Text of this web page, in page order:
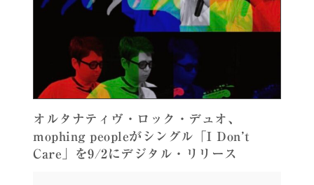
オルタナティヴ・ロック・デュオ、
mophing peopleがシングル「I Don’t
Care」を9/2にデジタル・リリース